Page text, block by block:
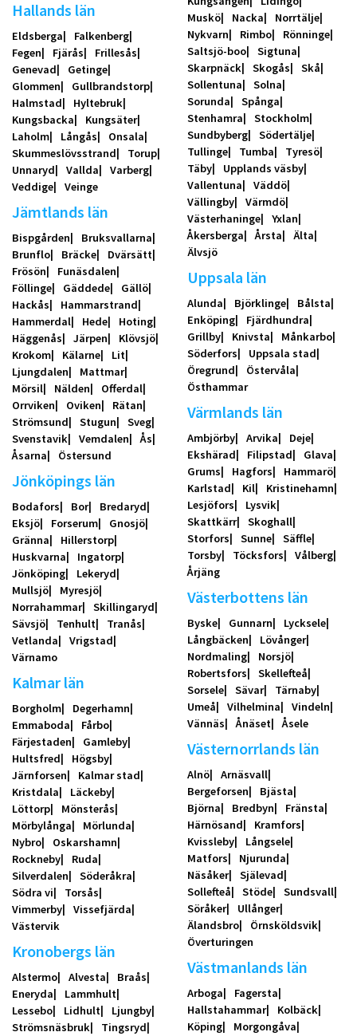
Hallands län
Eldsberga
Falkenberg
Fegen
Fjärås
Frillesås
Genevad
Getinge
Glommen
Gullbrandstorp
Halmstad
Hyltebruk
Kungsbacka
Kungsäter
Laholm
Långås
Onsala
Skummeslövsstrand
Torup
Unnaryd
Vallda
Varberg
Veddige
Veinge
Jämtlands län
Bispgården
Bruksvallarna
Brunflo
Bräcke
Dvärsätt
Frösön
Funäsdalen
Föllinge
Gäddede
Gällö
Hackås
Hammarstrand
Hammerdal
Hede
Hoting
Häggenås
Järpen
Klövsjö
Krokom
Kälarne
Lit
Ljungdalen
Mattmar
Mörsil
Nälden
Offerdal
Orrviken
Oviken
Rätan
Strömsund
Stugun
Sveg
Svenstavik
Vemdalen
Ås
Åsarna
Östersund
Jönköpings län
Bodafors Bor
Bredaryd
Eksjö
Forserum
Gnosjö
Gränna
Hillerstorp
Huskvarna
Ingatorp
Jönköping
Lekeryd
Mullsjö
Myresjö
Norrahammar
Skillingaryd
Sävsjö
Tenhult
Tranås
Vetlanda
Vrigstad
Värnamo
Kalmar län
Borgholm
Degerhamn
Emmaboda
Fårbo
Färjestaden
Gamleby
Hultsfred
Högsby
Järnforsen
Kalmar stad
Kristdala
Läckeby
Löttorp
Mönsterås
Mörbylånga
Mörlunda
Nybro
Oskarshamn
Rockneby
Ruda
Silverdalen
Söderåkra
Södra vi
Torsås
Vimmerby
Vissefjärda
Västervik
Kronobergs län
Alstermo Alvesta
Braås
Eneryda
Lammhult
Lessebo
Lidhult
Ljungby
Strömsnäsbruk
Tingsryd
Muskö
Nacka
Norrtälje
Nykvarn
Rimbo
Rönninge
Saltsjö-boo
Sigtuna
Skarpnäck
Skogås
Skå
Sollentuna
Solna
Sorunda
Spånga
Stenhamra
Stockholm
Sundbyberg
Södertälje
Tullinge
Tumba
Tyresö
Täby
Upplands väsby
Vallentuna
Väddö
Vällingby
Värmdö
Västerhaninge
Yxlan
Åkersberga
Årsta
Älta
Älvsjö
Uppsala län
Alunda Björklinge
Bålsta
Enköping
Fjärdhundra
Grillby
Knivsta
Månkarbo
Söderfors
Uppsala stad
Öregrund
Östervåla
Östhammar
Värmlands län
Ambjörby Arvika
Deje
Ekshärad
Filipstad
Glava
Grums
Hagfors
Hammarö
Karlstad
Kil
Kristinehamn
Lesjöfors
Lysvik
Skattkärr
Skoghall
Storfors
Sunne
Säffle
Torsby
Töcksfors
Vålberg
Årjäng
Västerbottens län
Byske Gunnarn
Lycksele
Långbäcken
Lövånger
Nordmaling
Norsjö
Robertsfors
Skellefteå
Sorsele
Sävar
Tärnaby
Umeå
Vilhelmina
Vindeln
Vännäs
Ånäset Åsele
Västernorrlands län
Alnö
Arnäsvall
Bergeforsen
Bjästa
Björna
Bredbyn
Fränsta
Härnösand
Kramfors
Kvissleby
Långsele
Matfors
Njurunda
Näsåker
Själevad
Sollefteå
Stöde
Sundsvall
Söråker
Ullånger
Älandsbro
Örnsköldsvik
Överturingen
Västmanlands län
Arboga
Fagersta
Hallstahammar
Kolbäck
Köping
Morgongåva